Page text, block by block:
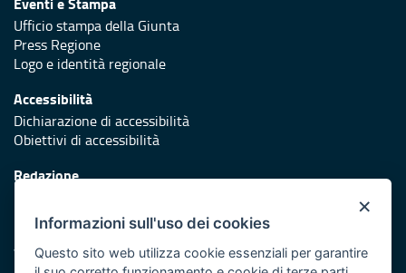
Ufficio stampa della Giunta
Press Regione
Logo e identità regionale
Accessibilità
Dichiarazione di accessibilità
Obiettivi di accessibilità
Redazione
Protezione civile
Vai al sito di Protezione Civile Puglia
×
Informazioni sull'uso dei cookies
Questo sito web utilizza cookie essenziali per garantire